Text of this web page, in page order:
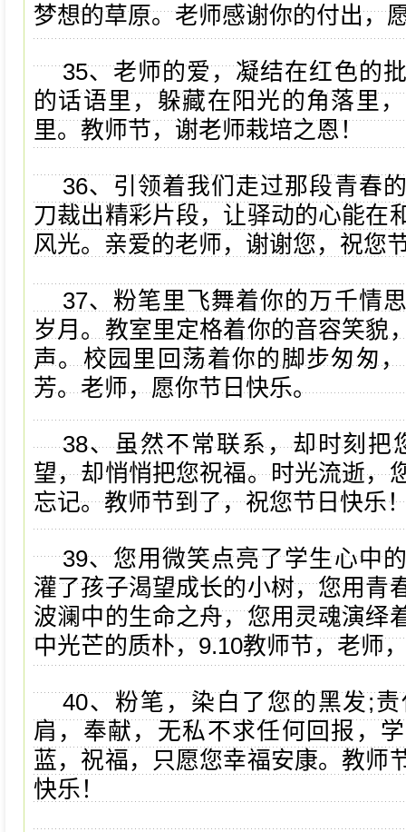
梦想的草原。老师感谢你的付出，
35、老师的爱，凝结在红色的
的话语里，躲藏在阳光的角落里
里。教师节，谢老师栽培之恩！
36、引领着我们走过那段青春
刀裁出精彩片段，让驿动的心能在
风光。亲爱的老师，谢谢您，祝您
37、粉笔里飞舞着你的万千情
岁月。教室里定格着你的音容笑貌
声。校园里回荡着你的脚步匆匆
芳。老师，愿你节日快乐。
38、虽然不常联系，却时刻把
望，却悄悄把您祝福。时光流逝，
忘记。教师节到了，祝您节日快乐
39、您用微笑点亮了学生心中
灌了孩子渴望成长的小树，您用青
波澜中的生命之舟，您用灵魂演绎
中光芒的质朴，9.10教师节，老师
40、粉笔，染白了您的黑发;
肩，奉献，无私不求任何回报，
蓝，祝福，只愿您幸福安康。教师
快乐！